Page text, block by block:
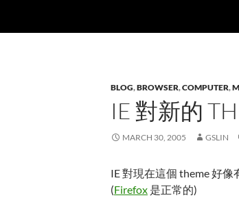
BLOG,BROWSER,COMPUTER,
IE 對新的
MARCH 30, 2005 GSLIN
IE 對現在這個 theme 好
(Firefox 是正常的)